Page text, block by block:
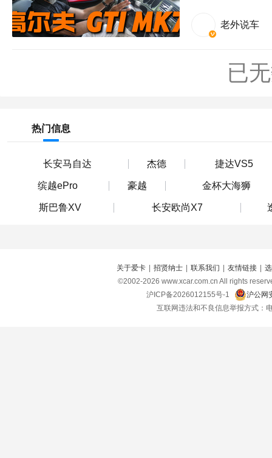
老外说车
已
热门信息
长安马自达 杰德 捷达VS5
缤越ePro 豪越 金杯大海狮
斯巴鲁XV 长安欧尚X7
关于爱卡 | 招贤纳士 | 联系我们 | 友情链接 |
©2002-2026 www.xcar.com.cn All rights
沪ICP备2026012155号-1
沪公网
互联网违法和不良信息举报方式：